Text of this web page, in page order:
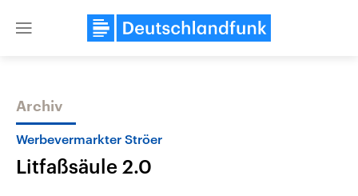
Close
Themen
Archiv
Werbevermarkter Ströer
Litfaßsäule 2.0